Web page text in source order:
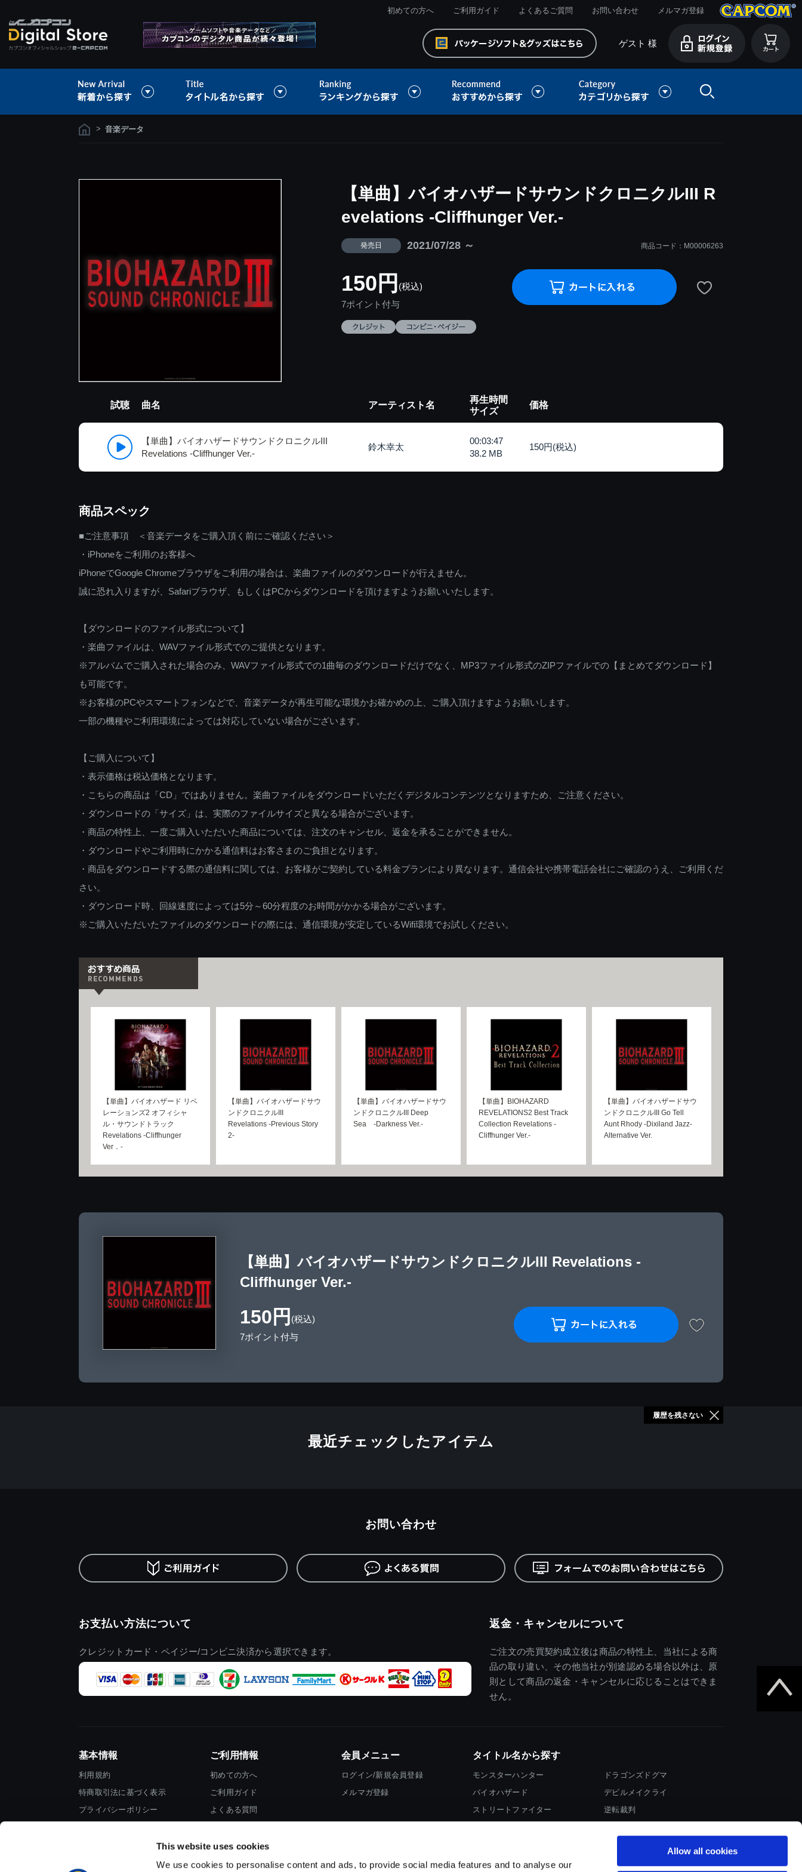
This website uses cookies
We use cookies to personalise content and ads, to provide social media features and to analyse our
Allow all cookies
初めての方へ ご利用ガイド よくあるご質問 お問い合わせ メルマガ登録
ゲスト 様
> 音楽データ
【単曲】バイオハザードサウンドクロニクルIII R
evelations -Cliffhunger Ver.-
発売日 2021/07/28 ～ 商品コード：M00006263
150円 (税込)
7ポイント付与
試聴 曲名 アーティスト名
再生時間
サイズ
価格
【単曲】バイオハザードサウンドクロニクルIII
Revelations -Cliffhunger Ver.-
鈴木幸太
00:03:47
38.2 MB
150円(税込)
商品スペック
■ご注意事項 ＜音楽データをご購入頂く前にご確認ください＞
・iPhoneをご利用のお客様へ
iPhoneでGoogle Chromeブラウザをご利用の場合は、楽曲ファイルのダウンロードが行えません。
誠に恐れ入りますが、Safariブラウザ、もしくはPCからダウンロードを頂けますようお願いいたします。
【ダウンロードのファイル形式について】
・楽曲ファイルは、WAVファイル形式でのご提供となります。
※アルバムでご購入された場合のみ、WAVファイル形式での1曲毎のダウンロードだけでなく、MP3ファイル形式のZIPファイルでの【まとめてダウンロード】
も可能です。
※お客様のPCやスマートフォンなどで、音楽データが再生可能な環境かお確かめの上、ご購入頂けますようお願いします。
一部の機種やご利用環境によっては対応していない場合がございます。
【ご購入について】
・表示価格は税込価格となります。
・こちらの商品は「CD」ではありません。楽曲ファイルをダウンロードいただくデジタルコンテンツとなりますため、ご注意ください。
・ダウンロードの「サイズ」は、実際のファイルサイズと異なる場合がございます。
・商品の特性上、一度ご購入いただいた商品については、注文のキャンセル、返金を承ることができません。
・ダウンロードやご利用時にかかる通信料はお客さまのご負担となります。
・商品をダウンロードする際の通信料に関しては、お客様がご契約している料金プランにより異なります。通信会社や携帯電話会社にご確認のうえ、ご利用くだ
さい。
・ダウンロード時、回線速度によっては5分～60分程度のお時間がかかる場合がございます。
※ご購入いただいたファイルのダウンロードの際には、通信環境が安定しているWifi環境でお試しください。
【単曲】バイオハザード リベ
レーションズ2 オフィシャ
ル・サウンドトラック
Revelations -Cliffhunger
Ver．-
【単曲】バイオハザードサウ
ンドクロニクルIII
Revelations -Previous Story
2-
【単曲】バイオハザードサウ
ンドクロニクルIII Deep
Sea -Darkness Ver.-
【単曲】BIOHAZARD
REVELATIONS2 Best Track
Collection Revelations -
Cliffhunger Ver.-
【単曲】バイオハザードサウ
ンドクロニクルIII Go Tell
Aunt Rhody -Dixiland Jazz-
Alternative Ver.
【単曲】バイオハザードサウンドクロニクルIII Revelations -
Cliffhunger Ver.-
150円 (税込)
7ポイント付与
最近チェックしたアイテム
履歴を残さない
お支払い方法について
クレジットカード・ペイジー/コンビニ決済から選択できます。
返金・キャンセルについて
ご注文の売買契約成立後は商品の特性上、当社による商
品の取り違い、その他当社が別途認める場合以外は、原
則として商品の返金・キャンセルに応じることはできま
せん。
お問い合わせ
基本情報
利用規約
特商取引法に基づく表示
プライバシーポリシー
ご利用情報
初めての方へ
ご利用ガイド
よくある質問
会員メニュー
ログイン/新規会員登録
メルマガ登録
タイトル名から探す
モンスターハンター
バイオハザード
ストリートファイター
ドラゴンズドグマ
デビルメイクライ
逆転裁判